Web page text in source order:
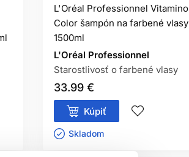
oxidantu a správny postup. Pri
Nesprávne zvolený odtieň alebo
vlasov.
ZNAČKY?
než značka je však to, aby
pokožku hlavy, masku podľa stavu
L'Oréal Professionnel Vitamino
Color šampón na farbené vlasy
1500ml
L'Oréal Professionnel
Starostlivosť o farbené vlasy
33.99 €
Kúpiť
Skladom ㅤ